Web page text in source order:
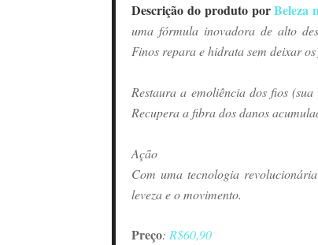
Descrição do produto porBeleza
uma fórmula inovadora de alto
Finos repara e hidrata sem deixar os
Restaura a emoliência dos fios
Recupera a fibra dos danos
Ação
Com uma tecnologia
leveza e o movimento.
Preço: R$60,90